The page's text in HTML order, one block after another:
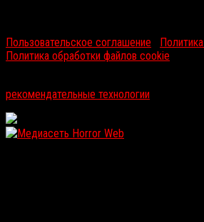
Пользовательское соглашение
Политика обработки файлов cookie
рекомендательные технологии